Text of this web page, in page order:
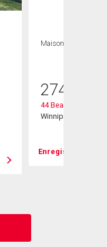
Maison
274 900
44 Beaumont Bay
Winnipeg, MB
Enregistrer